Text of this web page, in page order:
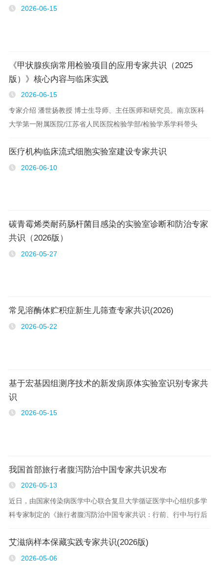
2026-06-15
《甲状腺疾病常用检验项目的应用专家共识（2025
版）》核心内容与临床实践
2026-06-15
专家介绍 潘世扬教授 博士生导师、主任医师和研究员。南京医科
大学第一附属医院/江苏省人民医院检验学部/检验学系学科带头
建立多项临床分子诊断技术。 ..
医疗机构临床流式细胞实验室建设专家共识
2026-06-10
碳青霉烯类耐药肠杆菌目感染的实验室诊断和防治专家
共识（2026版）
2026-05-27
常见溶酶体贮积症新生儿筛查专家共识(2026)
2026-05-22
基于宏基因组测序技术的新发病原体实验室识别专家共
识
2026-05-15
我国首部旅行者腹泻防治中国专家共识发布
2026-05-13
近日，由国家传染病医学中心联合复旦大学循证医学中心组织多学
科专家制定的《旅行者腹泻防治中国专家共识：行前、行中与行后
旅行者腹泻防治提出的系统性、场景化、可操作..
艾滋病样本保藏实践专家共识(2026版)
2026-05-06